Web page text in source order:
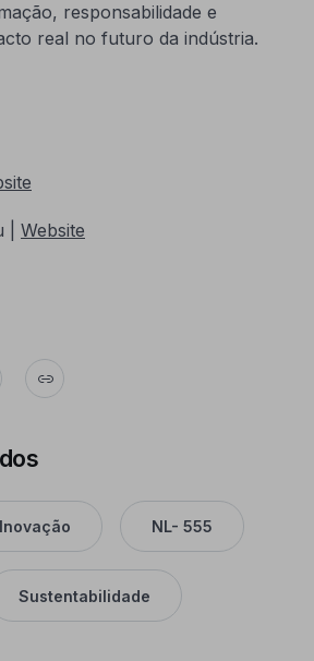
responsabilidade e
real no futuro da indústria.
| Website
Inovação NL- 555
Sustentabilidade